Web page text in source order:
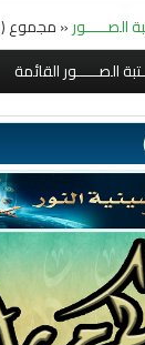
الصـــــور« مجموع (15)
الصـــــور القائمة